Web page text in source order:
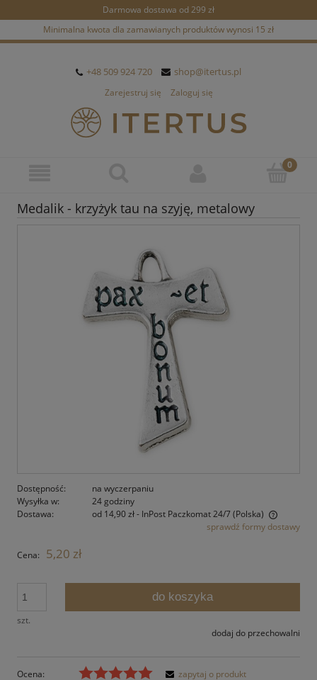
Darmowa dostawa od 299 zł
Minimalna kwota dla zamawianych produktów wynosi 15 zł
+48 509 924 720 shop@itertus.pl
Zarejestruj się Zaloguj się
Medalik - krzyżyk tau na szyję, metalowy
Dostępność:
na wyczerpaniu
Wysyłka w:
24 godziny
Dostawa:
od 14,90 zł- InPost Paczkomat 24/7(Polska)
Cena nie zawiera ewentualnych kosztów płatnościsprawdź formy dostawy
Cena: 5,20 zł
szt.
do koszyka
dodaj do przechowalni
Ocena:
zapytaj o produkt